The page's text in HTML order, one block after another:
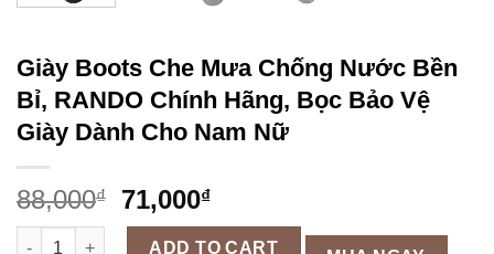
Giày Boots Che Mưa Chống Nước Bền
Bỉ, RANDO Chính Hãng, Bọc Bảo Vệ
Giày Dành Cho Nam Nữ
88,000₫ 71,000₫
Giày Boots Che Mưa Chống Nước Bền Bỉ, RANDO Chính
ADD TO CART